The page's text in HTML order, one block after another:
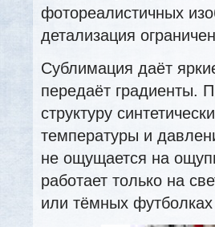
фотореалистичных
детализация
Сублимация даёт
передаёт градиенты.
структуру
температуры и
не ощущается на
работает только на
или тёмных футболках